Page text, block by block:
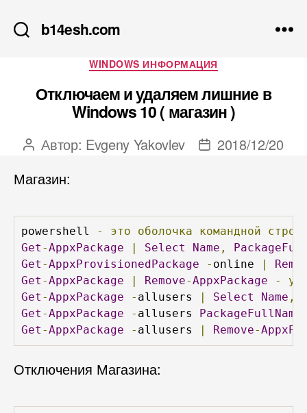
b14esh.com
Рубрики
WINDOWS ИНФОРМАЦИЯ
Отключаем и удаляем лишние в
Windows 10 ( магазин )
Автор
Автор: Evgeny Yakovlev
Дата2018/12/20
Магазин:
powershell - это оболочка командной
Get -AppxPackage | Select Name ,
Get -AppxProvisionedPackage - online |
Get -AppxPackage | Remove-AppxPackage -
Get -AppxPackage - allusers | Select Name ,
Get -AppxPackage - allusers PackageFullName
Get -AppxPackage - allusers | Remove-
Отключения Магазина: